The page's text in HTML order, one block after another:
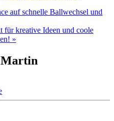
auf schnelle Ballwechsel und
kreative Ideen und coole
»
Martin